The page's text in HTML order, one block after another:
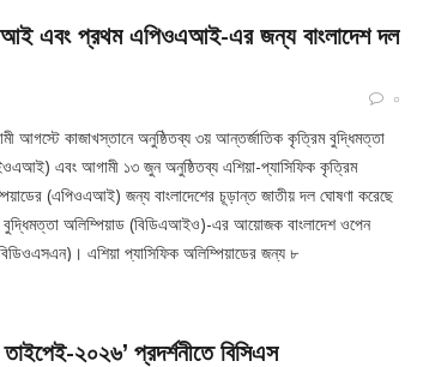
এবং প্রথম এপিওএআই-এর জন্য বাংলাদেশ দল
০
আগস্টে কাজাখস্তানে অনুষ্ঠিতব্য ৩য় আন্তর্জাতিক কৃত্রিম বুদ্ধিমত্তা
এবং আগামী ১৩ জুন অনুষ্ঠিতব্য এশিয়া-প্যাসিফিক কৃত্রিম
(এপিওএআই) জন্য বাংলাদেশের চূড়ান্ত জাতীয় দল ঘোষণা করেছে
বুদ্ধিমত্তা অলিম্পিয়াড (বিডিএআইও)-এর আয়োজক বাংলাদেশ ওপেন
এশিয়া প্যাসিফিক অলিম্পিয়াডের জন্য ৮
তাইপেই-২০২৬’ প্রদর্শনীতে বিসিএস